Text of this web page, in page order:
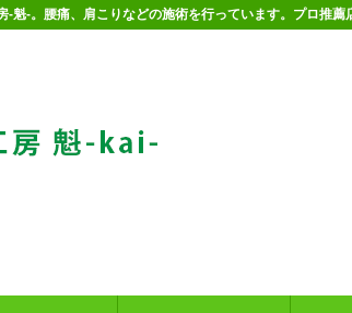
魁-。腰痛、肩こりなどの施術を行っています。プロ推薦